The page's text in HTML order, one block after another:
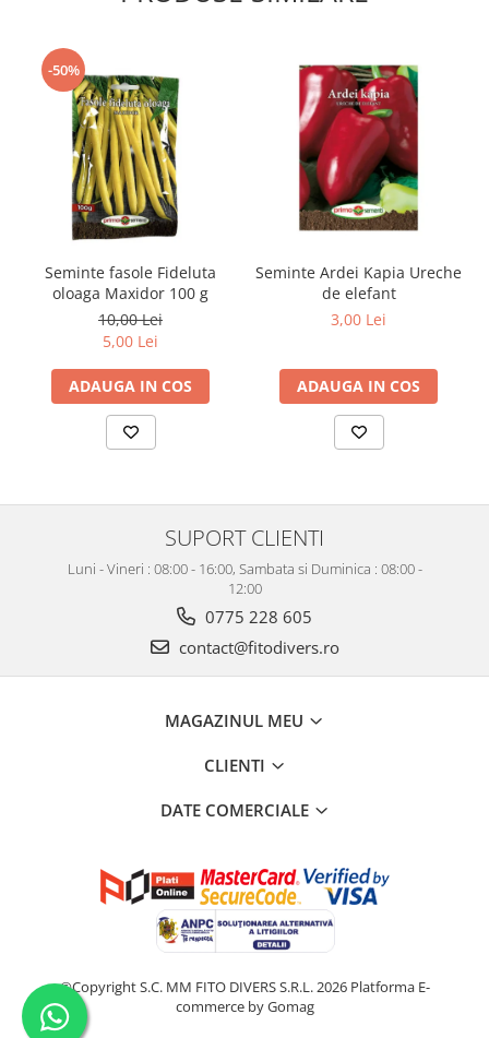
-50%
Seminte fasole Fideluta
oloaga Maxidor 100 g
10,00 Lei
5,00 Lei
ADAUGA IN COS
Seminte Ardei Kapia Ureche
de elefant
3,00 Lei
ADAUGA IN COS
SUPORT CLIENTI
Luni - Vineri : 08:00 - 16:00, Sambata si Duminica : 08:00 -
12:00
0775 228 605
contact@fitodivers.ro
MAGAZINUL MEU
CLIENTI
DATE COMERCIALE
©Copyright S.C. MM FITO DIVERS S.R.L. 2026 Platforma E-
commerce by Gomag